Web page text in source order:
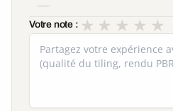
Votre note : ★
★
★
★
★